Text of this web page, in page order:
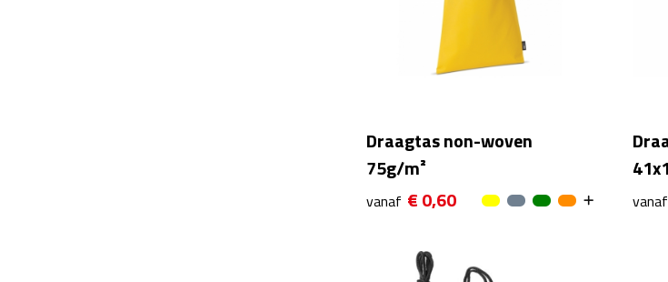
Draagtas non-woven
75g/m²
vanaf € 0,60 vanaf